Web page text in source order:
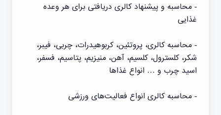
- محاسبه و پیشنهاد کالری دریافتی برای هر وعده
غذایی
- محاسبه کالری، پروتئین، کربوهیدرات، چربی، فیبر،
شکر، کلسترول، کلسیم، آهن، منیزیم، پتاسیم، فسفر،
اسید چرب و … انواع غذاها
- محاسبه کالری انواع فعالیت‌های ورزشی